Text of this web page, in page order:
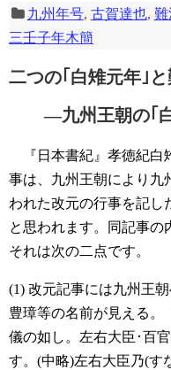
九州年号, 古賀達也, 難
三壬子年木簡
二つの｢白雉元年｣
―九州王朝の｢白
『日本書紀』孝徳紀白
事は、九州王朝により九
われた改元の行事を記し
と思われます。同記事の
それは次の二点です。
(1) 改元記事には九州王
豊璋等の名前が見える。
儀の如し。左右大臣･百
す。(中略)左右大臣乃(す